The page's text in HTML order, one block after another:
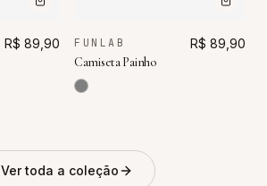
R$ 89,90 FUNLAB
Camiseta Painho
R$ 89,90
Ver toda a coleção